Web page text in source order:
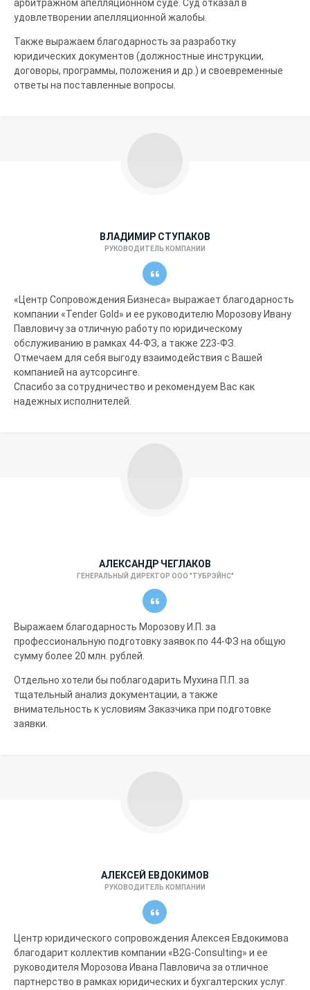
арбитражном апелляционном суде. Суд отказал в
удовлетворении апелляционной жалобы.
Также выражаем благодарность за разработку
юридических документов (должностные инструкции,
договоры, программы, положения и др.) и своевременные
ответы на поставленные вопросы.
ВЛАДИМИР СТУПАКОВ
РУКОВОДИТЕЛЬ КОМПАНИИ
«Центр Сопровождения Бизнеса» выражает благодарность
компании «Tender Gold» и ее руководителю Морозову Ивану
Павловичу за отличную работу по юридическому
обслуживанию в рамках 44-ФЗ, а также 223-ФЗ.
Отмечаем для себя выгоду взаимодействия с Вашей
компанией на аутсорсинге.
Спасибо за сотрудничество и рекомендуем Вас как
надежных исполнителей.
АЛЕКСАНДР ЧЕГЛАКОВ
ГЕНЕРАЛЬНЫЙ ДИРЕКТОР ООО "ТУБРЭЙНС"
Выражаем благодарность Морозову И.П. за
профессиональную подготовку заявок по 44-ФЗ на общую
сумму более 20 млн. рублей.
Отдельно хотели бы поблагодарить Мухина П.П. за
тщательный анализ документации, а также
внимательность к условиям Заказчика при подготовке
заявки.
АЛЕКСЕЙ ЕВДОКИМОВ
РУКОВОДИТЕЛЬ КОМПАНИИ
Центр юридического сопровождения Алексея Евдокимова
благодарит коллектив компании «B2G-Consulting» и ее
руководителя Морозова Ивана Павловича за отличное
партнерство в рамках юридических и бухгалтерских услуг.